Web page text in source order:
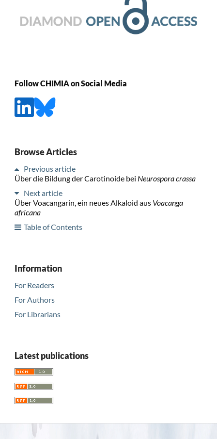
Follow CHIMIA on Social Media
Browse Articles
Previous article
Über die Bildung der Carotinoide bei Neurospora crassa
Next article
Über Voacangarin, ein neues Alkaloid aus Voacanga
africana
Table of Contents
Information
For Readers
For Authors
For Librarians
Latest publications